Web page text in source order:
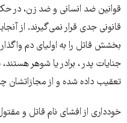
قوانین ضد انسانی و ضد زن، در
قانونی جدی قرار نمی‌گیرند. از
بخشش قاتل را به اولیای دم
جنایات پدر ، برادر یا شوهر
تعقیب داده شده و از
خودداری از افشای نام قاتل و